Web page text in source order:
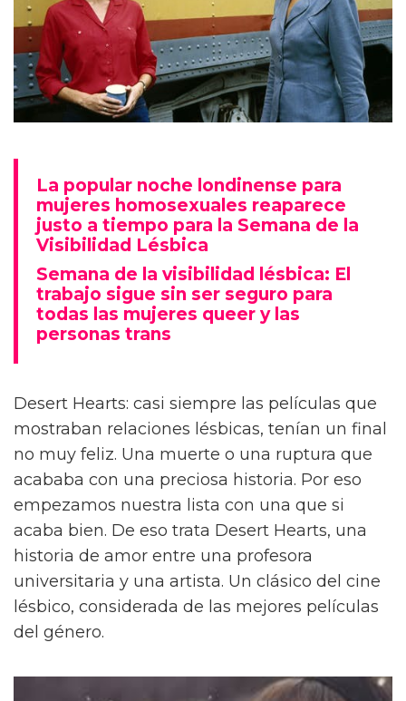
La popular noche londinense para
mujeres homosexuales reaparece
justo a tiempo para la Semana de la
Visibilidad Lésbica
Semana de la visibilidad lésbica: El
trabajo sigue sin ser seguro para
todas las mujeres queer y las
personas trans
Desert Hearts: casi siempre las películas que
mostraban relaciones lésbicas, tenían un final
no muy feliz. Una muerte o una ruptura que
acababa con una preciosa historia. Por eso
empezamos nuestra lista con una que si
acaba bien. De eso trata Desert Hearts, una
historia de amor entre una profesora
universitaria y una artista. Un clásico del cine
lésbico, considerada de las mejores películas
del género.